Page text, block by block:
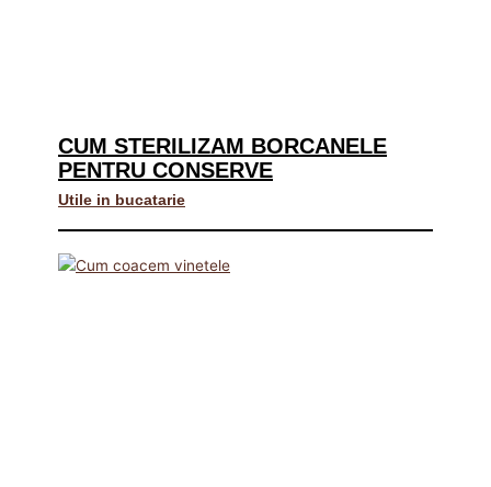
CUM STERILIZAM BORCANELE
PENTRU CONSERVE
Utile in bucatarie